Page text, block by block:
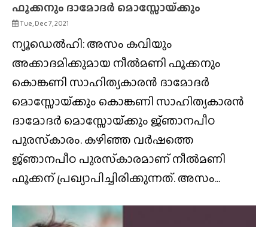
ഫൂക്കനും ദാമോദർ മൊസ്സോയ്‌ക്കും
Tue, Dec 7, 2021
ന്യൂഡെൽഹി: അസം കവിയും
അക്കാദമിക്കുമായ നീൽമണി ഫൂക്കനും
കൊങ്കണി സാഹിത്യകാരന്‍ ദാമോദര്‍
മൊസ്സോയ്‌ക്കും കൊങ്കണി സാഹിത്യകാരന്‍
ദാമോദര്‍ മൊസ്സോയ്‌ക്കും ജ്‌ഞാനപീഠ
പുരസ്‌കാരം. കഴിഞ്ഞ വര്‍ഷത്തെ
ജ്‌ഞാനപീഠ പുരസ്‌കാരമാണ് നീല്‍മണി
ഫൂക്കന് പ്രഖ്യാപിച്ചിരിക്കുന്നത്. അസം...